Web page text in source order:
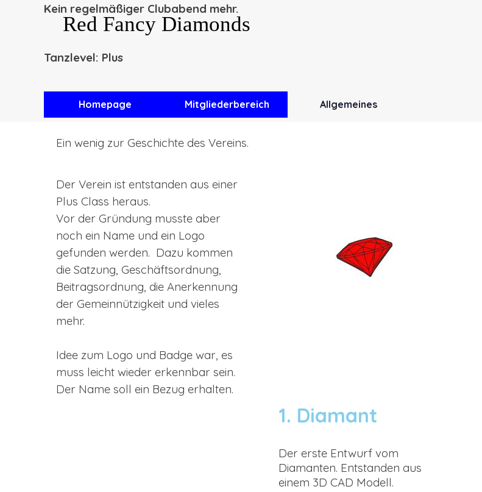
Direkt zum Seiteninhalt
Kein regelmäßiger Clubabend mehr.
Red Fancy Diamonds
Tanzlevel: Plus
Homepage Mitgliederbereich ▼
Allgemeines
Ein wenig zur Geschichte des Vereins.
Der Verein ist entstanden aus einer
Plus Class heraus.
Vor der Gründung musste aber
noch ein Name und ein Logo
gefunden werden. Dazu kommen
die Satzung, Geschäftsordnung,
Beitragsordnung, die Anerkennung
der Gemeinnützigkeit und vieles
mehr.
Idee zum Logo und Badge war, es
muss leicht wieder erkennbar sein.
Der Name soll ein Bezug erhalten.
1. Diamant
Der erste Entwurf vom
Diamanten. Entstanden aus
einem 3D CAD Modell.